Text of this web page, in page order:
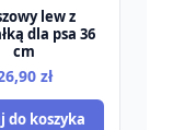
lew z
dla psa 36
cm
zł
do koszyka